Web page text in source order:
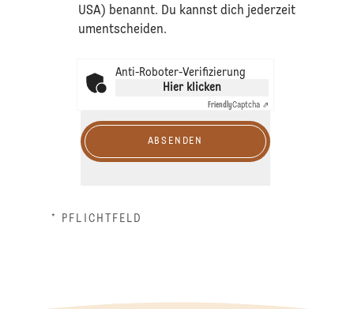
USA) benannt. Du kannst dich jederzeit
umentscheiden.
Anti-Roboter-Verifizierung
Hier klicken
FriendlyCaptcha ⇗
ABSENDEN
* PFLICHTFELD